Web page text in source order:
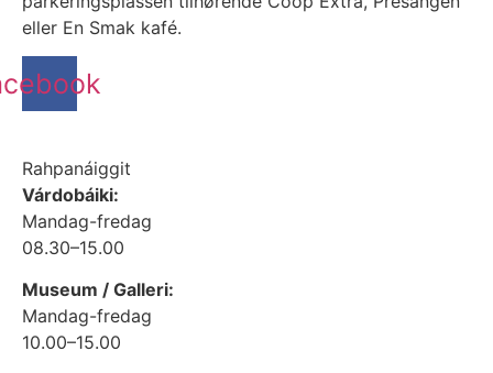
eller En Smak kafé.
Rahpanáiggit
Várdobáiki:
Mandag-fredag
08.30–15.00
Museum / Galleri:
Mandag-fredag
10.00–15.00